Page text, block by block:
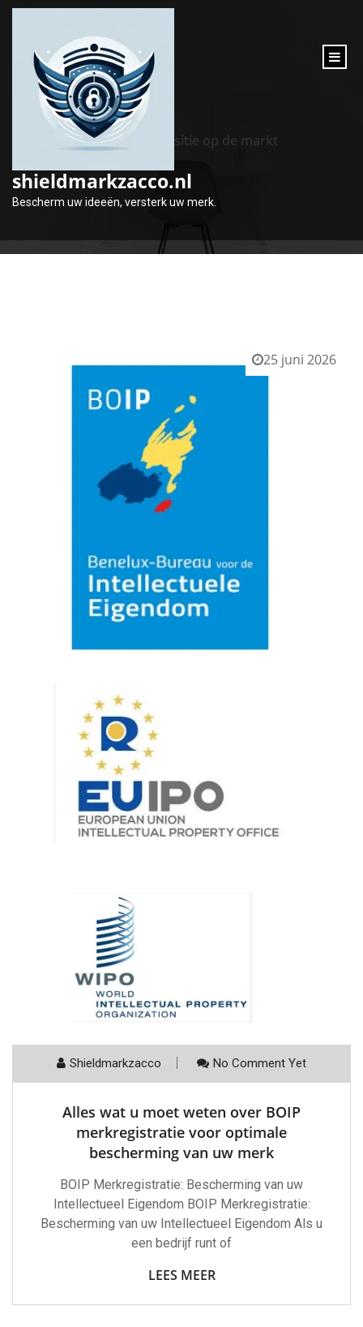
inhoud
shieldmarkzacco.nl
Bescherm uw ideeën, versterk uw merk.
Tag: positie op de markt
25 juni 2026
Shieldmarkzacco No Comment Yet
Alles wat u moet weten over BOIP
merkregistratie voor optimale
bescherming van uw merk
BOIP Merkregistratie: Bescherming van uw
Intellectueel Eigendom BOIP Merkregistratie:
Bescherming van uw Intellectueel Eigendom Als u
een bedrijf runt of
LEES MEER